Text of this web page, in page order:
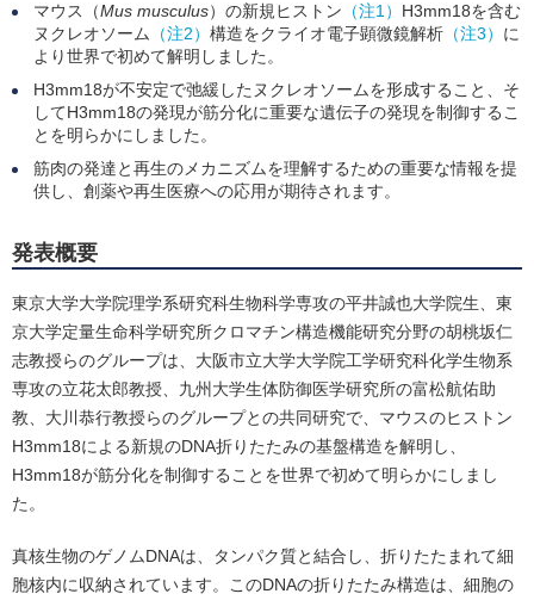
マウス（Mus musculus）の新規ヒストン （注1） H3mm18を含む
ヌクレオソーム
（注2） 構造をクライオ電子顕微鏡解析 （注3） に
より世界で初めて解明しました。
H3mm18が不安定で弛緩したヌクレオソームを形成すること、そ
してH3mm18の発現が筋分化に重要な遺伝子の発現を制御するこ
とを明らかにしました。
筋肉の発達と再生のメカニズムを理解するための重要な情報を提
供し、創薬や再生医療への応用が期待されます。
発表概要
東京大学大学院理学系研究科生物科学専攻の平井誠也大学院生、東
京大学定量生命科学研究所クロマチン構造機能研究分野の胡桃坂仁
志教授らのグループは、大阪市立大学大学院工学研究科化学生物系
専攻の立花太郎教授、九州大学生体防御医学研究所の富松航佑助
教、大川恭行教授らのグループとの共同研究で、マウスのヒストン
H3mm18による新規のDNA折りたたみの基盤構造を解明し、
H3mm18が筋分化を制御することを世界で初めて明らかにしまし
た。
真核生物のゲノムDNAは、タンパク質と結合し、折りたたまれて細
胞核内に収納されています。このDNAの折りたたみ構造は、細胞の